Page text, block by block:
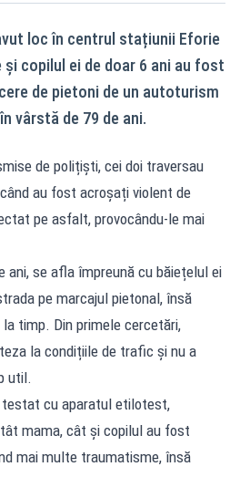
loc în centrul stațiunii Eforie
și copilul ei de doar 6 ani au fost
de pietoni de un autoturism
vârstă de 79 de ani.
de polițiști, cei doi traversau
au fost acroșați violent de
pe asfalt, provocându-le mai
ani, se afla împreună cu băiețelul ei
pe marcajul pietonal, însă
timp. Din primele cercetări,
la condițiile de trafic și nu a
util.
cu aparatul etilotest,
mama, cât și copilul au fost
mai multe traumatisme, însă